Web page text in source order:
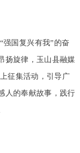
强国复兴有我”的奋
扬旋律，玉山县融媒
征集活动，引导广
人的奉献故事，践行